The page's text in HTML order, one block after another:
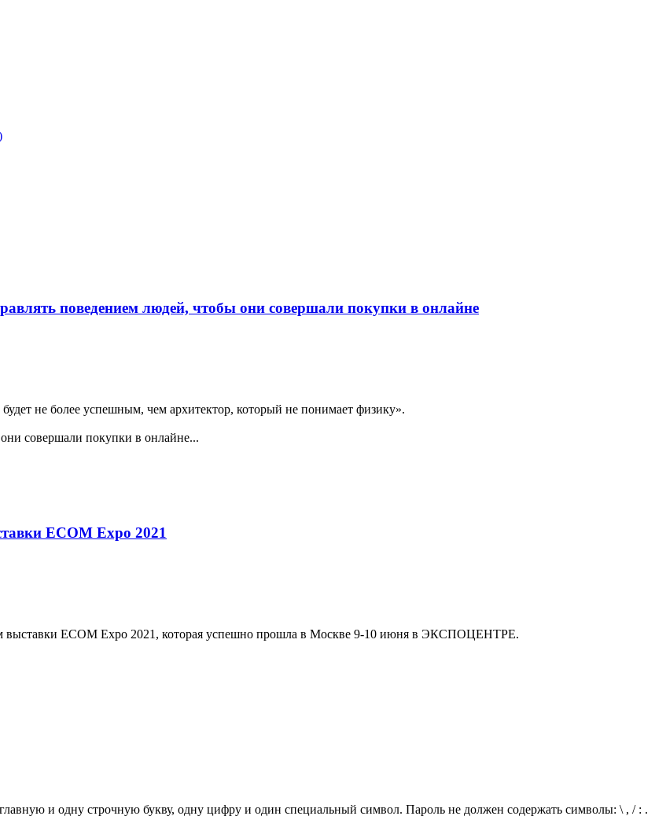
поведением людей, чтобы они совершали покупки в онлайне
не более успешным, чем архитектор, который не понимает физику».
совершали покупки в онлайне...
ECOM Expo 2021
выставки ECOM Expo 2021, которая успешно прошла в Москве 9-10 июня в ЭКСПОЦЕНТРЕ.
и одну строчную букву, одну цифру и один специальный символ. Пароль не должен содержать символы: \ , / : .